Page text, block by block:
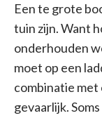
Een te grote
tuin zijn. Want
onderhouden
moet op een
combinatie
gevaarlijk.